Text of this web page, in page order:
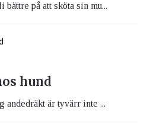
på att sköta sin mu...
hund
andedräkt är tyvärr inte ...